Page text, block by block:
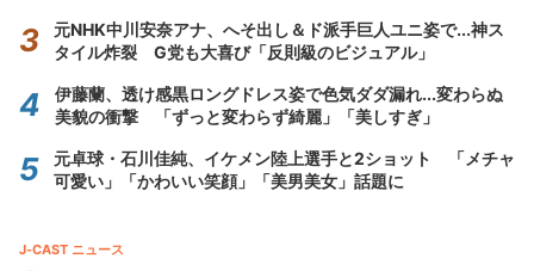
元NHK中川安奈アナ、へそ出し＆ド派手巨人ユニ姿で...神ス
タイル炸裂 G党も大喜び「反則級のビジュアル」
伊藤蘭、透け感黒ロングドレス姿で色気ダダ漏れ...変わらぬ
美貌の衝撃 「ずっと変わらず綺麗」「美しすぎ」
元卓球・石川佳純、イケメン陸上選手と2ショット 「メチャ
可愛い」「かわいい笑顔」「美男美女」話題に
J-CAST ニュース